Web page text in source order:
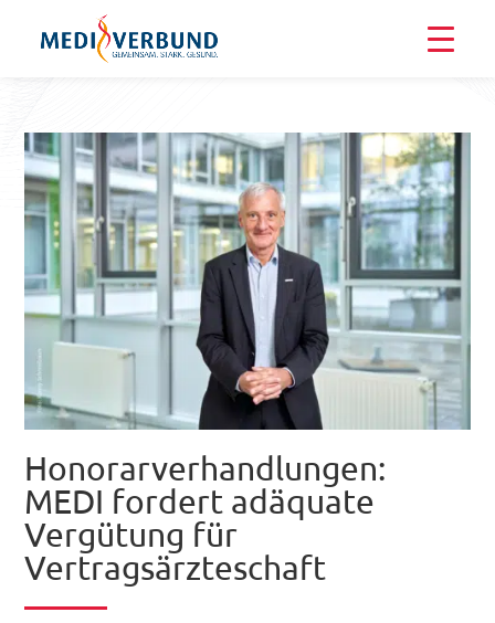
Honorarverhandlungen:
MEDI fordert adäquate
Vergütung für
Vertragsärzteschaft